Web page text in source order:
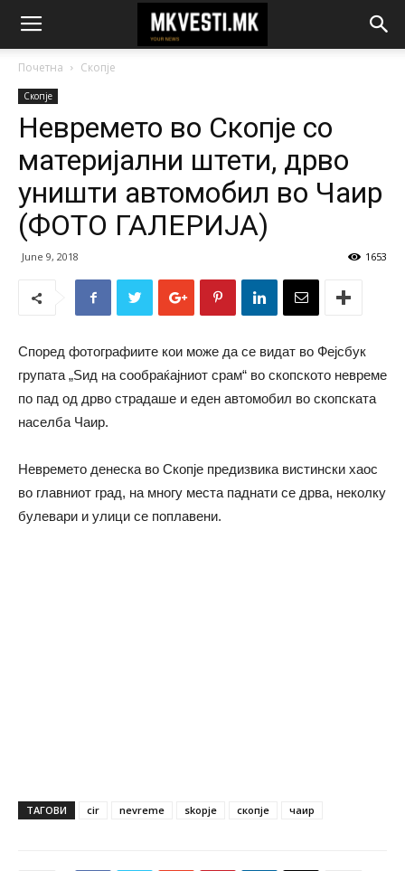
Почетна Скопје
Скопје
Невремето во Скопје со
материјални штети, дрво
уништи автомобил во Чаир
(ФОТО ГАЛЕРИЈА)
June 9, 2018 1653
Според фотографиите кои може да се видат во Фејсбук
групата „Ѕид на сообраќајниот срам“ во скопското невреме
по пад од дрво страдаше и еден автомобил во скопската
населба Чаир.
Невремето денеска во Скопје предизвика вистински хаос
во главниот град, на многу места паднати се дрва, неколку
булевари и улици се поплавени.
ТАГОВИ cir nevreme skopje скопје чаир